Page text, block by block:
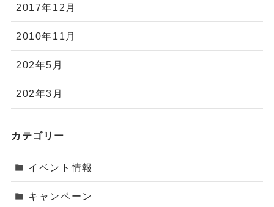
2017年12月
2010年11月
202年5月
202年3月
カテゴリー
イベント情報
キャンペーン